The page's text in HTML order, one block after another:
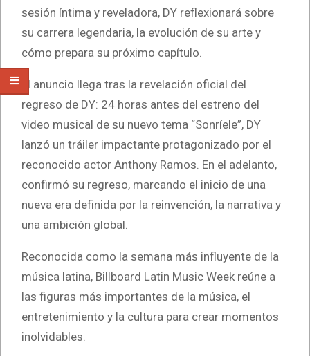
sesión íntima y reveladora, DY reflexionará sobre
su carrera legendaria, la evolución de su arte y
cómo prepara su próximo capítulo.
El anuncio llega tras la revelación oficial del
regreso de DY: 24 horas antes del estreno del
video musical de su nuevo tema “Sonríele”, DY
lanzó un tráiler impactante protagonizado por el
reconocido actor Anthony Ramos. En el adelanto,
confirmó su regreso, marcando el inicio de una
nueva era definida por la reinvención, la narrativa y
una ambición global.
Reconocida como la semana más influyente de la
música latina, Billboard Latin Music Week reúne a
las figuras más importantes de la música, el
entretenimiento y la cultura para crear momentos
inolvidables.